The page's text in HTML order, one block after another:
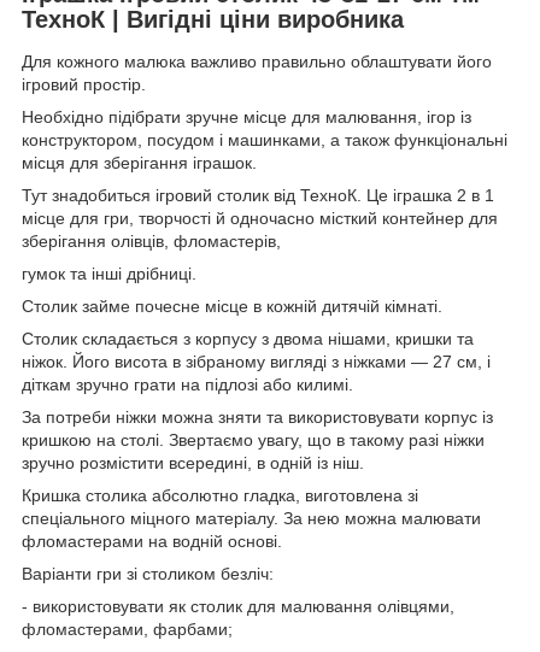
ТехноК | Вигідні ціни виробника
Для кожного малюка важливо правильно облаштувати його
ігровий простір.
Необхідно підібрати зручне місце для малювання, ігор із
конструктором, посудом і машинками, а також функціональні
місця для зберігання іграшок.
Тут знадобиться ігровий столик від ТехноК. Це іграшка 2 в 1
місце для гри, творчості й одночасно місткий контейнер для
зберігання олівців, фломастерів,
гумок та інші дрібниці.
Столик займе почесне місце в кожній дитячій кімнаті.
Столик складається з корпусу з двома нішами, кришки та
ніжок. Його висота в зібраному вигляді з ніжками — 27 см, і
діткам зручно грати на підлозі або килимі.
За потреби ніжки можна зняти та використовувати корпус із
кришкою на столі. Звертаємо увагу, що в такому разі ніжки
зручно розмістити всередині, в одній із ніш.
Кришка столика абсолютно гладка, виготовлена зі
спеціального міцного матеріалу. За нею можна малювати
фломастерами на водній основі.
Варіанти гри зі столиком безліч:
- використовувати як столик для малювання олівцями,
фломастерами, фарбами;